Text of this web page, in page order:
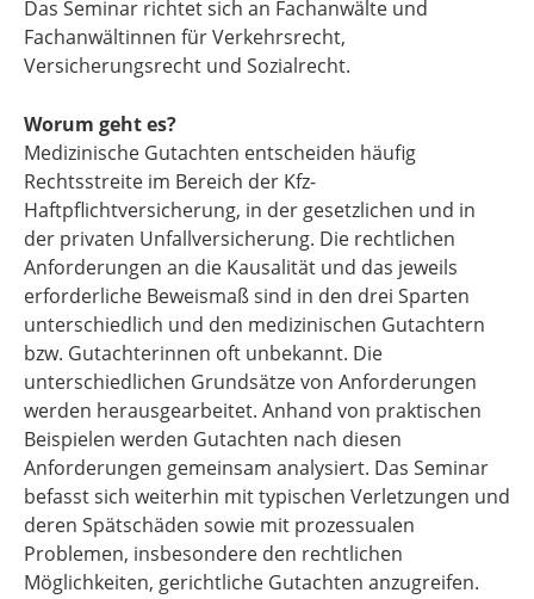
Das Seminar richtet sich an Fachanwälte und
Fachanwältinnen für Verkehrsrecht,
Versicherungsrecht und Sozialrecht.
Worum geht es?
Medizinische Gutachten entscheiden häufig
Rechtsstreite im Bereich der Kfz-
Haftpflichtversicherung, in der gesetzlichen und in
der privaten Unfallversicherung. Die rechtlichen
Anforderungen an die Kausalität und das jeweils
erforderliche Beweismaß sind in den drei Sparten
unterschiedlich und den medizinischen Gutachtern
bzw. Gutachterinnen oft unbekannt. Die
unterschiedlichen Grundsätze von Anforderungen
werden herausgearbeitet. Anhand von praktischen
Beispielen werden Gutachten nach diesen
Anforderungen gemeinsam analysiert. Das Seminar
befasst sich weiterhin mit typischen Verletzungen und
deren Spätschäden sowie mit prozessualen
Problemen, insbesondere den rechtlichen
Möglichkeiten, gerichtliche Gutachten anzugreifen.